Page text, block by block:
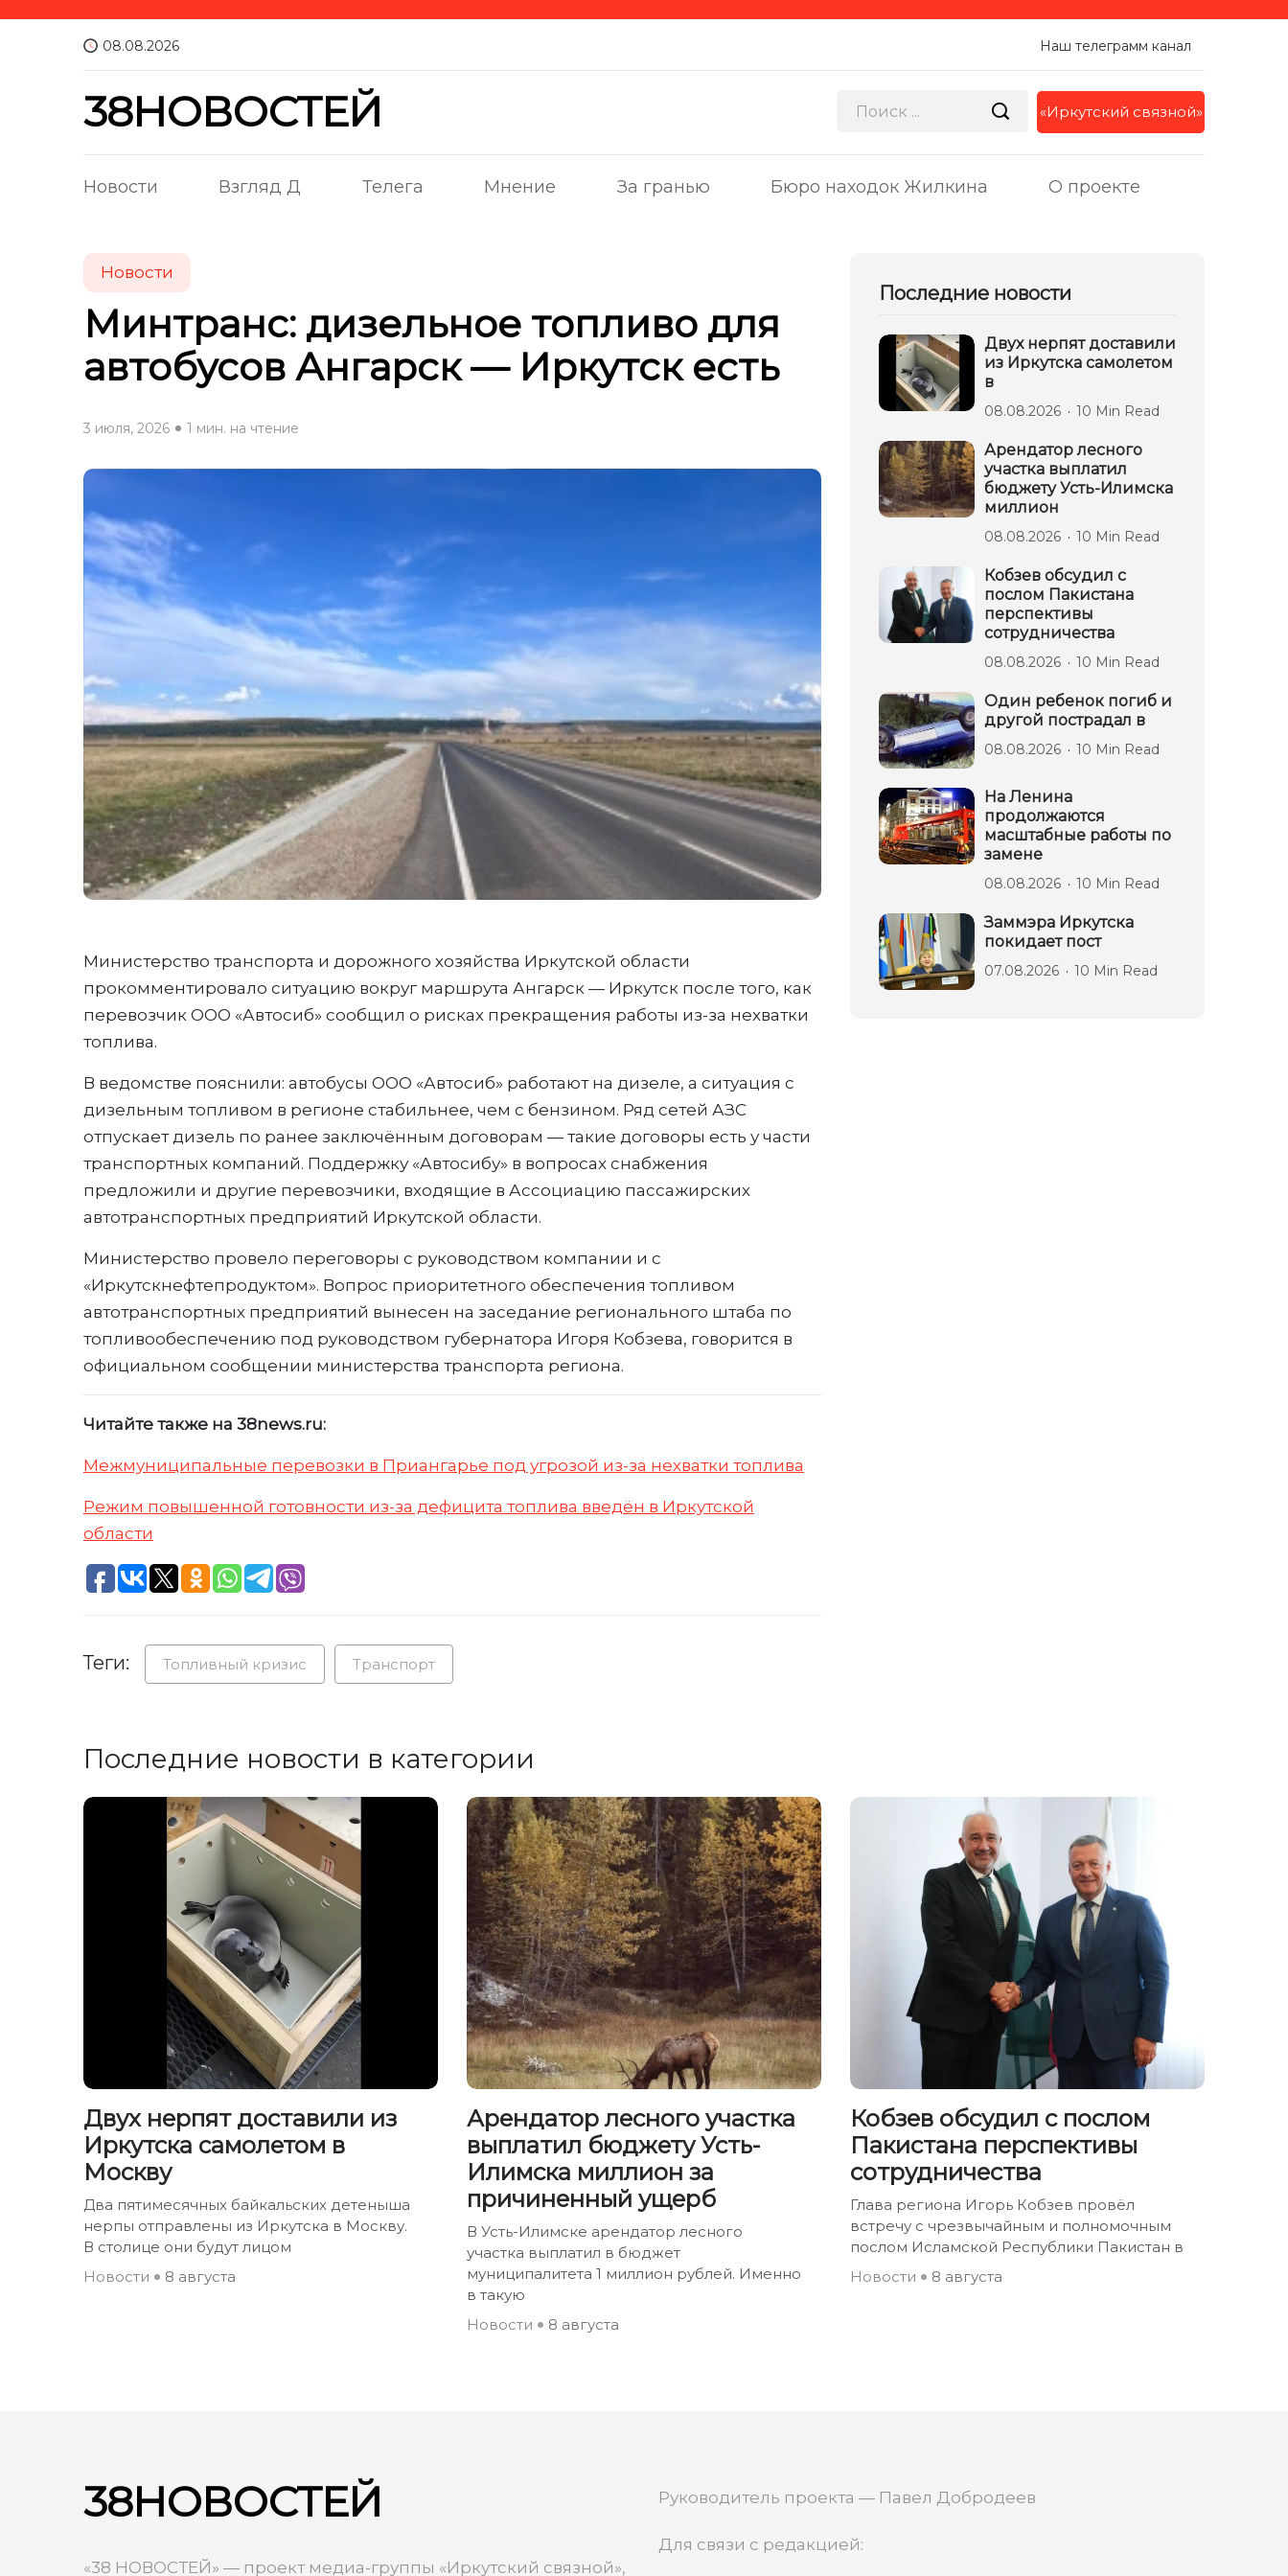
08.08.2026 Наш телеграмм канал
38НОВОСТЕЙ «Иркутский связной»
Новости Взгляд Д Телега Мнение За гранью Бюро находок Жилкина О проекте
Новости
Минтранс: дизельное топливо для
автобусов Ангарск — Иркутск есть
3 июля, 2026 1 мин. на чтение
Министерство транспорта и дорожного хозяйства Иркутской области
прокомментировало ситуацию вокруг маршрута Ангарск — Иркутск после того, как
перевозчик ООО «Автосиб» сообщил о рисках прекращения работы из-за нехватки
топлива.
В ведомстве пояснили: автобусы ООО «Автосиб» работают на дизеле, а ситуация с
дизельным топливом в регионе стабильнее, чем с бензином. Ряд сетей АЗС
отпускает дизель по ранее заключённым договорам — такие договоры есть у части
транспортных компаний. Поддержку «Автосибу» в вопросах снабжения
предложили и другие перевозчики, входящие в Ассоциацию пассажирских
автотранспортных предприятий Иркутской области.
Министерство провело переговоры с руководством компании и с
«Иркутскнефтепродуктом». Вопрос приоритетного обеспечения топливом
автотранспортных предприятий вынесен на заседание регионального штаба по
топливообеспечению под руководством губернатора Игоря Кобзева, говорится в
официальном сообщении министерства транспорта региона.
Читайте также на 38news.ru:
Межмуниципальные перевозки в Приангарье под угрозой из-за нехватки топлива
Режим повышенной готовности из-за дефицита топлива введён в Иркутской
области
Теги: Топливный кризис Транспорт
Последние новости
Двух нерпят доставили
из Иркутска самолетом
в
08.08.2026 10 Min Read
Арендатор лесного
участка выплатил
бюджету Усть-Илимска
миллион
08.08.2026 10 Min Read
Кобзев обсудил с
послом Пакистана
перспективы
сотрудничества
08.08.2026 10 Min Read
Один ребенок погиб и
другой пострадал в
08.08.2026 10 Min Read
На Ленина
продолжаются
масштабные работы по
замене
08.08.2026 10 Min Read
Заммэра Иркутска
покидает пост
07.08.2026 10 Min Read
Последние новости в категории
Двух нерпят доставили из
Иркутска самолетом в
Москву
Два пятимесячных байкальских детеныша
нерпы отправлены из Иркутска в Москву.
В столице они будут лицом
Новости
8 августа
Арендатор лесного участка
выплатил бюджету Усть-
Илимска миллион за
причиненный ущерб
В Усть-Илимске арендатор лесного
участка выплатил в бюджет
муниципалитета 1 миллион рублей. Именно
в такую
Новости
8 августа
Кобзев обсудил с послом
Пакистана перспективы
сотрудничества
Глава региона Игорь Кобзев провёл
встречу с чрезвычайным и полномочным
послом Исламской Республики Пакистан в
Новости
8 августа
38НОВОСТЕЙ
«38 НОВОСТЕЙ» — проект медиа-группы «Иркутский связной»,
Руководитель проекта — Павел Добродеев
Для связи с редакцией: